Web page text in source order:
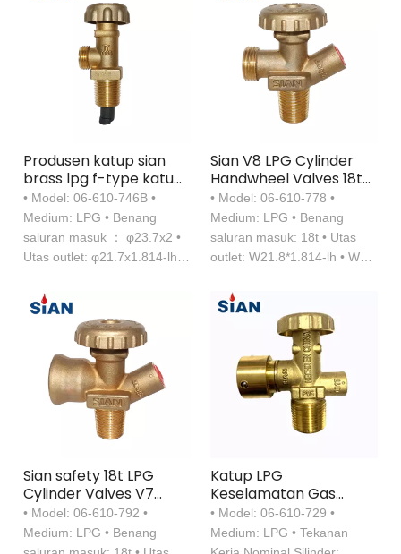
Produsen katup sian
brass lpg f-type katup
kontrol silinder v5-1b
tped
• Model: 06-610-746B •
Medium: LPG • Benang
saluran masuk ： φ23.7x2 •
Utas outlet: φ21.7x1.814-lh •
Sian V8 LPG Cylinder
Handwheel Valves 18t
Inlet Gas Valves Tped
Bersertifikat
• Model: 06-610-778 •
Medium: LPG • Benang
saluran masuk: 18t • Utas
outlet: W21.8*1.814-lh • WP
Perangkat Keselamatan ：
21bar （305psi）
Sian safety 18t LPG
Cylinder Valves V7
untuk Eropa
• Model: 06-610-792 •
Medium: LPG • Benang
Katup LPG
Keselamatan Gas
Paduan Kuningan
• Model: 06-610-729 •
Medium: LPG • Tekanan